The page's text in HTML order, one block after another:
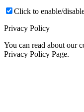
Click to enable/
Privacy Policy
You can read about our
Privacy Policy Page.